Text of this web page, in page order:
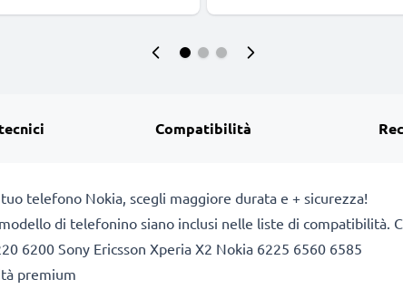
Compatibilità
telefono Nokia, scegli maggiore durata e + sicurezza!
di telefonino siano inclusi nelle liste di compatibilità.
6200 Sony Ericsson Xperia X2 Nokia 6225 6560 6585
premium